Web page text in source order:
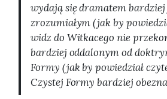
wydają się dramatem
zrozumiałym (jak by
widz do Witkacego nie
bardziej oddalonym od
Formy (jak by powiedział
Czystej Formy bardziej